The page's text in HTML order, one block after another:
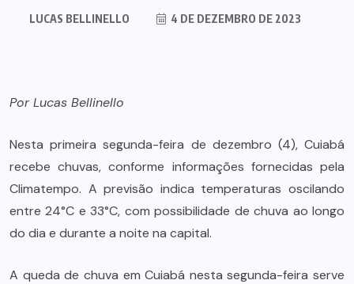
LUCAS BELLINELLO 4 DE DEZEMBRO DE 2023
Por Lucas Bellinello
Nesta primeira segunda-feira de dezembro (4), Cuiabá
recebe chuvas, conforme informações fornecidas pela
Climatempo. A previsão indica temperaturas oscilando
entre 24°C e 33°C, com possibilidade de chuva ao longo
do dia e durante a noite na capital.
A queda de chuva em Cuiabá nesta segunda-feira serve